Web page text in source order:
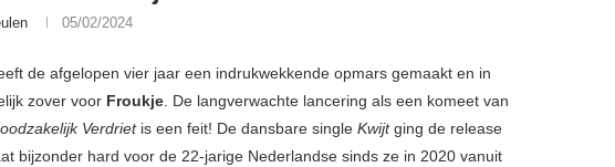
05/02/2024
de afgelopen vier jaar een indrukwekkende opmars gemaakt en in
zover voor Froukje. De langverwachte lancering als een komeet van
Verdrietis een feit! De dansbare single Kwijtging de release
bijzonder hard voor de 22-jarige Nederlandse sinds ze in 2020 vanuit